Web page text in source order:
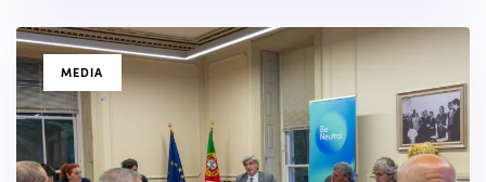
TAGSMEDIA